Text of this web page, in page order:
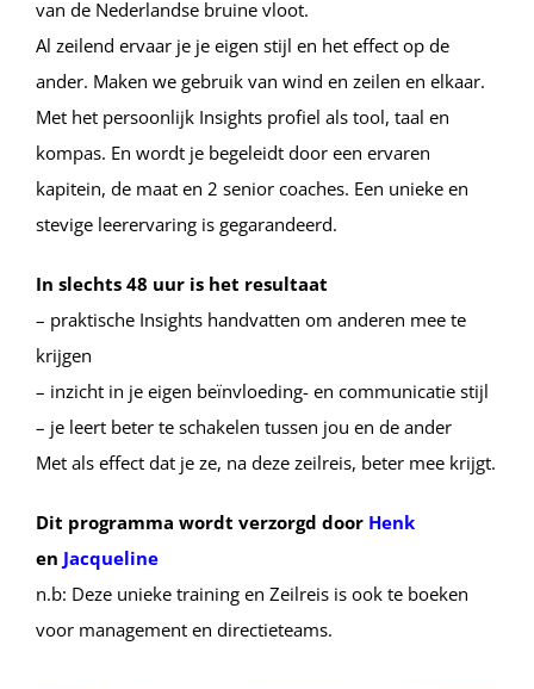
van de Nederlandse bruine vloot.
Al zeilend ervaar je je eigen stijl en het effect op de
ander. Maken we gebruik van wind en zeilen en elkaar.
Met het persoonlijk Insights profiel als tool, taal en
kompas. En wordt je begeleidt door een ervaren
kapitein, de maat en 2 senior coaches. Een unieke en
stevige leerervaring is gegarandeerd.
In slechts 48 uur is het resultaat
– praktische Insights handvatten om anderen mee te
krijgen
– inzicht in je eigen beïnvloeding- en communicatie stijl
– je leert beter te schakelen tussen jou en de ander
Met als effect dat je ze, na deze zeilreis, beter mee krijgt.
Dit programma wordt verzorgd door Henk
en Jacqueline
n.b: Deze unieke training en Zeilreis is ook te boeken
voor management en directieteams.